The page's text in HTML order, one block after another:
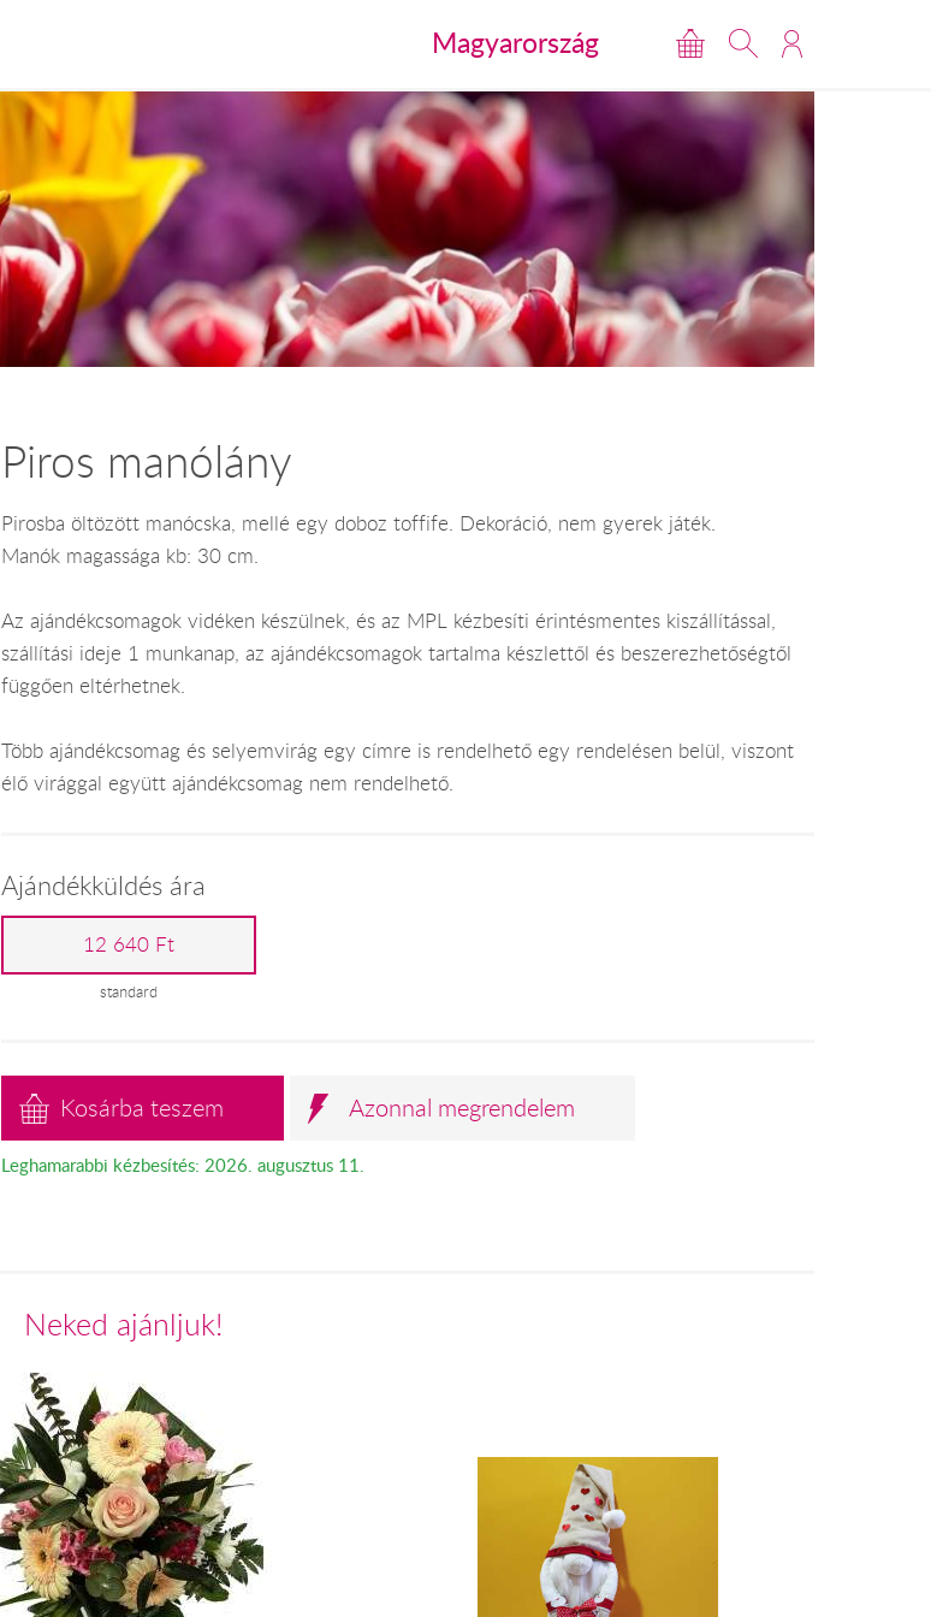
Magyarország
Piros manólány
Pirosba öltözött manócska, mellé egy doboz toffife. Dekoráció, nem gyerek játék.
Manók magassága kb: 30 cm.
Az ajándékcsomagok vidéken készülnek, és az MPL kézbesíti érintésmentes kiszállítással,
szállítási ideje 1 munkanap, az ajándékcsomagok tartalma készlettől és beszerezhetőségtől
függően eltérhetnek.
Több ajándékcsomag és selyemvirág egy címre is rendelhető egy rendelésen belül, viszont
élő virággal együtt ajándékcsomag nem rendelhető.
Ajándékküldés ára
12 640 Ft
standard
Kosárba teszem Azonnal megrendelem
Leghamarabbi kézbesítés: 2026. augusztus 11.
Neked ajánljuk!